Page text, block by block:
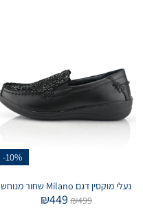
-10%
נעלי מוקסין דגם Milano שחור מנוחש
₪499
₪449